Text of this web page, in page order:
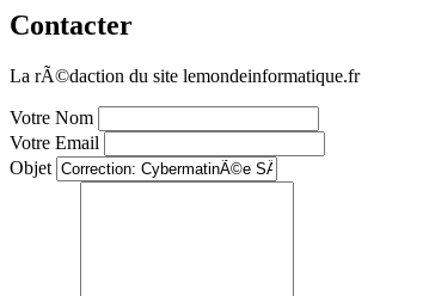
Contacter
La rÃ©daction du site lemondeinformatique.fr
Votre Nom
Votre Email
Objet